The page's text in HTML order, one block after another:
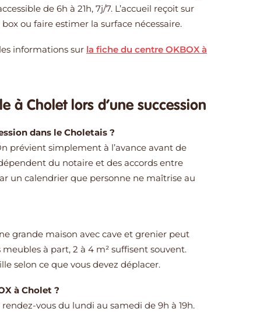
de 6h à 21h, 7j/7. L’accueil reçoit sur
ou faire estimer la surface nécessaire.
informations sur la fiche du centre OKBOX à
à Cholet lors d’une succession
dans le Choletais ?
prévient simplement à l’avance avant de
du notaire et des accords entre
un calendrier que personne ne maîtrise au
grande maison avec cave et grenier peut
à part, 2 à 4 m² suffisent souvent.
selon ce que vous devez déplacer.
à Cholet ?
rendez-vous du lundi au samedi de 9h à 19h.